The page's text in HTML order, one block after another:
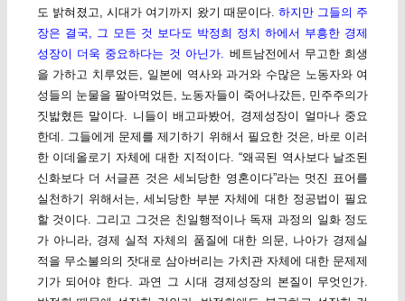
도 밝혀졌고, 시대가 여기까지 왔기 때문이다. 하지만 그들의 주
장은 결국, 그 모든 것 보다도 박정희 정치 하에서 부흥한 경제
성장이 더욱 중요하다는 것 아닌가. 베트남전에서 무고한 희생
을 가하고 치루었든, 일본에 역사와 과거와 수많은 노동자와 여
성들의 눈물을 팔아먹었든, 노동자들이 죽어나갔든, 민주주의가
짓밟혔든 말이다. 니들이 배고파봤어, 경제성장이 얼마나 중요
한데. 그들에게 문제를 제기하기 위해서 필요한 것은, 바로 이러
한 이데올로기 자체에 대한 지적이다. “왜곡된 역사보다 날조된
신화보다 더 서글픈 것은 세뇌당한 영혼이다”라는 멋진 표어를
실천하기 위해서는, 세뇌당한 부분 자체에 대한 정공법이 필요
할 것이다. 그리고 그것은 친일행적이나 독재 과정의 일화 정도
가 아니라, 경제 실적 자체의 품질에 대한 의문, 나아가 경제실
적을 무소불의의 잣대로 삼아버리는 가치관 자체에 대한 문제제
기가 되어야 한다. 과연 그 시대 경제성장의 본질이 무엇인가.